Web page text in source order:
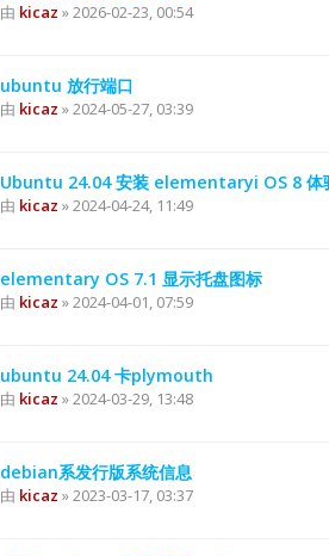
由 kicaz » 2026-02-23, 00:54
ubuntu 放行端口
由 kicaz » 2024-05-27, 03:39
Ubuntu 24.04 安装 elementaryi OS 8 体
由 kicaz » 2024-04-24, 11:49
elementary OS 7.1 显示托盘图标
由 kicaz » 2024-04-01, 07:59
ubuntu 24.04 卡plymouth
由 kicaz » 2024-03-29, 13:48
debian系发行版系统信息
由 kicaz » 2023-03-17, 03:37